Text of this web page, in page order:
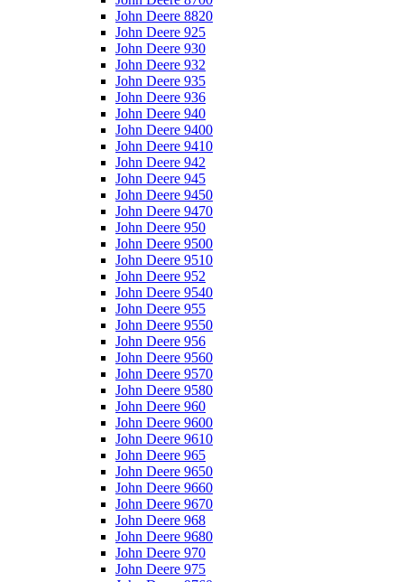
John Deere 8820
John Deere 925
John Deere 930
John Deere 932
John Deere 935
John Deere 936
John Deere 940
John Deere 9400
John Deere 9410
John Deere 942
John Deere 945
John Deere 9450
John Deere 9470
John Deere 950
John Deere 9500
John Deere 9510
John Deere 952
John Deere 9540
John Deere 955
John Deere 9550
John Deere 956
John Deere 9560
John Deere 9570
John Deere 9580
John Deere 960
John Deere 9600
John Deere 9610
John Deere 965
John Deere 9650
John Deere 9660
John Deere 9670
John Deere 968
John Deere 9680
John Deere 970
John Deere 975